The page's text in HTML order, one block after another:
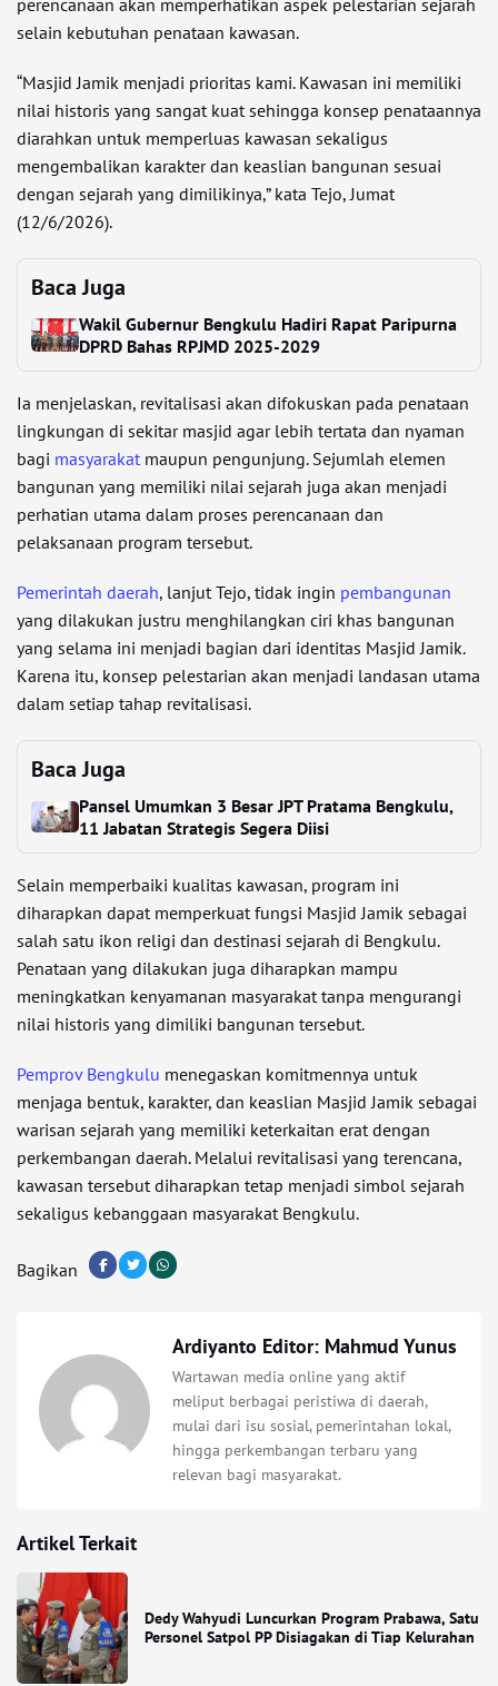
perencanaan akan memperhatikan aspek pelestarian sejarah
selain kebutuhan penataan kawasan.
“Masjid Jamik menjadi prioritas kami. Kawasan ini memiliki
nilai historis yang sangat kuat sehingga konsep penataannya
diarahkan untuk memperluas kawasan sekaligus
mengembalikan karakter dan keaslian bangunan sesuai
dengan sejarah yang dimilikinya,” kata Tejo, Jumat
(12/6/2026).
Baca Juga
Wakil Gubernur Bengkulu Hadiri Rapat Paripurna
DPRD Bahas RPJMD 2025-2029
Ia menjelaskan, revitalisasi akan difokuskan pada penataan
lingkungan di sekitar masjid agar lebih tertata dan nyaman
bagi masyarakat maupun pengunjung. Sejumlah elemen
bangunan yang memiliki nilai sejarah juga akan menjadi
perhatian utama dalam proses perencanaan dan
pelaksanaan program tersebut.
Pemerintah daerah, lanjut Tejo, tidak ingin pembangunan
yang dilakukan justru menghilangkan ciri khas bangunan
yang selama ini menjadi bagian dari identitas Masjid Jamik.
Karena itu, konsep pelestarian akan menjadi landasan utama
dalam setiap tahap revitalisasi.
Baca Juga
Pansel Umumkan 3 Besar JPT Pratama Bengkulu,
11 Jabatan Strategis Segera Diisi
Selain memperbaiki kualitas kawasan, program ini
diharapkan dapat memperkuat fungsi Masjid Jamik sebagai
salah satu ikon religi dan destinasi sejarah di Bengkulu.
Penataan yang dilakukan juga diharapkan mampu
meningkatkan kenyamanan masyarakat tanpa mengurangi
nilai historis yang dimiliki bangunan tersebut.
Pemprov Bengkulu menegaskan komitmennya untuk
menjaga bentuk, karakter, dan keaslian Masjid Jamik sebagai
warisan sejarah yang memiliki keterkaitan erat dengan
perkembangan daerah. Melalui revitalisasi yang terencana,
kawasan tersebut diharapkan tetap menjadi simbol sejarah
sekaligus kebanggaan masyarakat Bengkulu.
Bagikan
Ardiyanto Editor: Mahmud Yunus
Wartawan media online yang aktif
meliput berbagai peristiwa di daerah,
mulai dari isu sosial, pemerintahan lokal,
hingga perkembangan terbaru yang
relevan bagi masyarakat.
Artikel Terkait
Dedy Wahyudi Luncurkan Program Prabawa, Satu
Personel Satpol PP Disiagakan di Tiap Kelurahan